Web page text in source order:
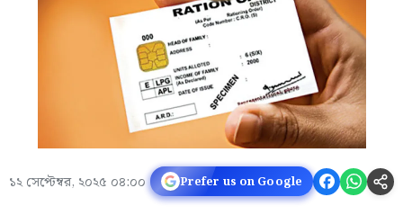
১২ সেপ্টেম্বর, ২০২৫ ০৪:০০ Prefer us on Google